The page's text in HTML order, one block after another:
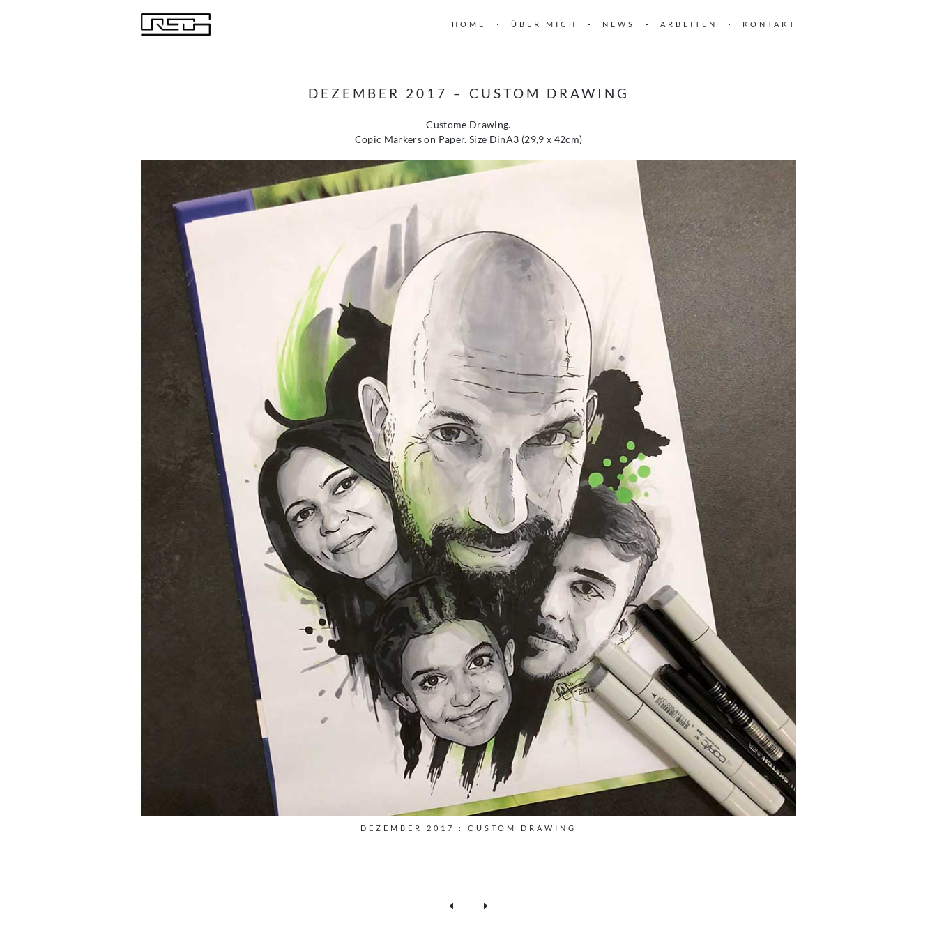
HOME ÜBER MICH NEWS ARBEITEN KONTAKT
DEZEMBER 2017 – CUSTOM DRAWING
Custome Drawing.
Copic Markers on Paper. Size DinA3 (29,9 x 42cm)
DEZEMBER 2017 : CUSTOM DRAWING